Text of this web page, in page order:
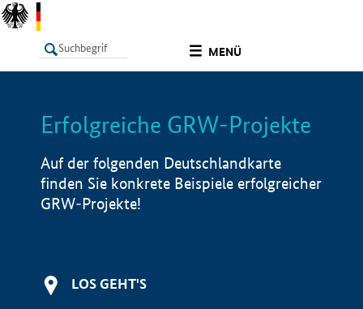
MENÜ
LISTE Info
Erfolgreiche GRW-Projekte
Auf der folgenden Deutschlandkarte
finden Sie konkrete Beispiele erfolgreicher
GRW-Projekte!
LOS GEHT'S